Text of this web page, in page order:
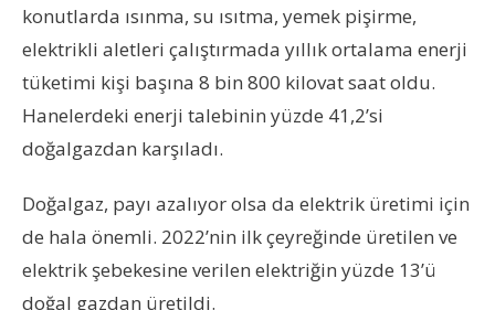
konutlarda ısınma, su ısıtma, yemek pişirme,
elektrikli aletleri çalıştırmada yıllık ortalama enerji
tüketimi kişi başına 8 bin 800 kilovat saat oldu.
Hanelerdeki enerji talebinin yüzde 41,2’si
doğalgazdan karşıladı.
Doğalgaz, payı azalıyor olsa da elektrik üretimi için
de hala önemli. 2022’nin ilk çeyreğinde üretilen ve
elektrik şebekesine verilen elektriğin yüzde 13’ü
doğal gazdan üretildi.